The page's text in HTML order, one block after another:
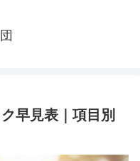
早見表｜項目別